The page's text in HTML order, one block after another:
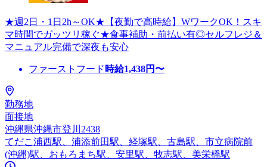
★週2日・1日2h～OK★【夜勤で高時給】WワークOK！スキ
マ時間でガッツリ稼ぐ★食事補助・前払い有◎セルフレジ＆
マニュアル完備で深夜も安心
ファーストフード 時給1,438円〜
勤務地
面接地
沖縄県沖縄市登川2438
てだこ浦西駅、浦添前田駅、経塚駅、古島駅、市立病院前
(沖縄)駅、おもろまち駅、安里駅、牧志駅、美栄橋駅